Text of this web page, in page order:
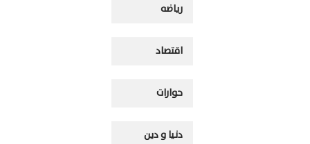
رياضه
اقتصاد
حوارات
دنيا و دين